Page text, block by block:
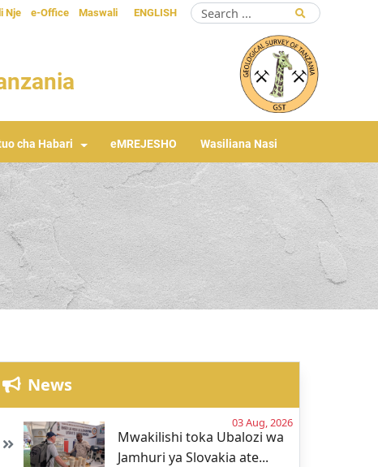
ENGLISH
Maswali
e-Office
Nje
cha Habari eMREJESHO Wasiliana Nasi
News
Mwakilishi toka Ubalozi wa
Jamhuri ya Slovakia ate...
03 Aug, 2026